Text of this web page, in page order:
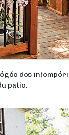
des
patio.